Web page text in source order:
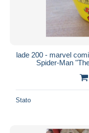
lade 200 - marvel
Spider-Man
Stato